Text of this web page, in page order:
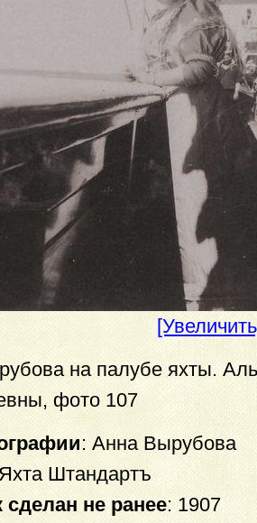
на палубе яхты.
фото 107
: Анна Вырубова
Штандартъ
не ранее: 1907